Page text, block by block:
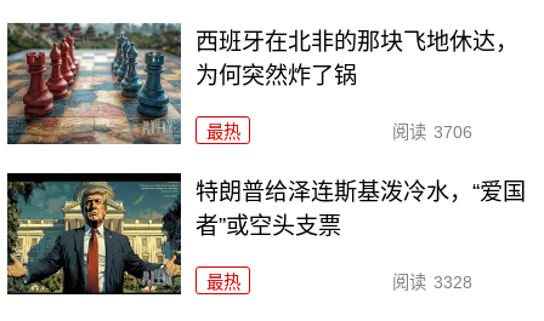
西班牙在北非的那块飞地休达，
为何突然炸了锅
最热 阅读 3706
特朗普给泽连斯基泼冷水，“爱国
者”或空头支票
最热 阅读 3328